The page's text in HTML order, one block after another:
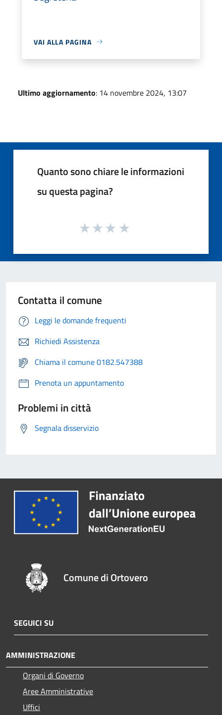
VAI ALLA PAGINA
Ultimo aggiornamento: 14 novembre 2024, 13:07
Quanto sono chiare le informazioni
su questa pagina?
Contatta il comune
Leggi le domande frequenti
Richiedi Assistenza
Chiama il comune 0182.547388
Prenota un appuntamento
Problemi in città
Segnala disservizio
Comune di Ortovero
SEGUICI SU
AMMINISTRAZIONE
Organi di Governo
Aree Amministrative
Uffici